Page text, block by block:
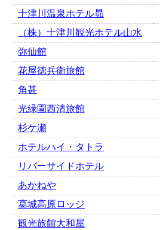
十津川温泉ホテル昴
（株）十津川観光ホテル山水
弥仙館
花屋徳兵衛旅館
角甚
光緑園西清旅館
杉ケ瀬
ホテルハイ・タトラ
リバーサイドホテル
あかねや
葛城高原ロッジ
観光旅館大和屋